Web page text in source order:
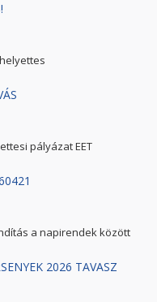
pályázat EET
a napirendek között
2026 TAVASZ